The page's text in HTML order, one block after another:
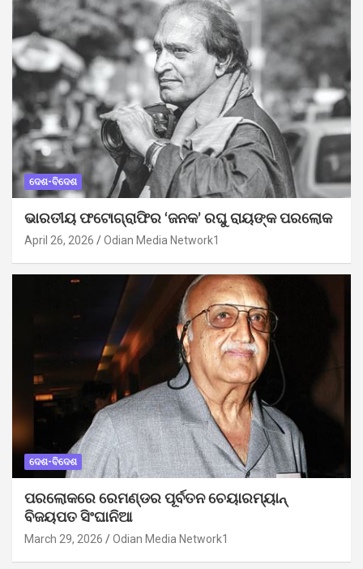
ଦେଶ-ବିଦେଶ
ଭାରତୀୟ ଫଟୋଗ୍ରାଫିର ‘ଜନକ’ ରଘୁ ରାୟଙ୍କ ପରଲୋକ
April 26, 2026 Odian Media Network1
ଦେଶ-ବିଦେଶ
ପରଲୋକରେ ରେମଣ୍ଡର ପୂର୍ବତନ ଚେୟାରମ୍ୟାନ୍
ବିଜୟପତ ସିଂଘାନିଆ
March 29, 2026 Odian Media Network1